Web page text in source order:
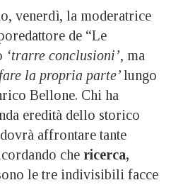
venerdì, la moderatrice
de “Le
‘trarre conclusioni’, ma
la propria parte’lungo
Bellone. Chi ha
eredità dello storico
affrontare tante
che ricerca,
le tre indivisibili facce